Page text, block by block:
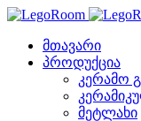
მთავარი
პროდუქცია
კერამო
მეტლახი